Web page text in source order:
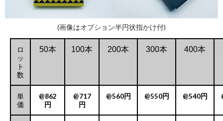
(画像はオプション半円状指かけ付)
ロ
ッ
ト
数
50本 100本 200本 300本 400本
単
価
@862
円
@717
円
@560円 @550円 @540円